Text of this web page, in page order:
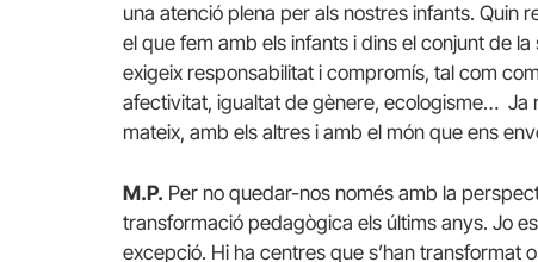
una atenció plena per als nostres infants. Quin
el que fem amb els infants i dins el conjunt de
exigeix responsabilitat i compromís, tal com
afectivitat, igualtat de gènere, ecologisme… Ja
mateix, amb els altres i amb el món que ens
M.P. Per no quedar-nos només amb la
transformació pedagògica els últims anys. Jo
excepció. Hi ha centres que s’han transformat